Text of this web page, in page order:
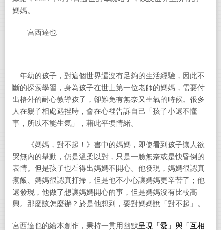
媽媽。
——宮西達也
年幼的孩子，對這個世界還沒有足夠的生活經驗，因此不
斷的探索學習，身為孩子在世上第一位老師的媽媽，需要付
出格外的耐心教導孩子，卻難免有無奈又生氣的時候。很多
人在親子相處遇挫時，會在心裡告訴自己「孩子小還不懂
事，所以不能生氣」，藉此平復情緒。
《媽媽，對不起！》書中的媽媽，即使看到孩子讓人欲
哭無內的舉動，仍是溫柔以對，只是一臉無奈或是快昏倒的
表情。但是孩子也看得出媽媽不開心。他發現，媽媽很認真
煮飯、媽媽很認真打掃，但是他不小心讓媽媽更辛苦了；他
還發現，他做了想讓媽媽開心的事，但是媽媽沒有比較高
興。那麼該怎麼辦？於是他想到，要對媽媽說「對不起」。
宮西達也的繪本創作，秉持一貫用幽默呈現「愛」與「互相